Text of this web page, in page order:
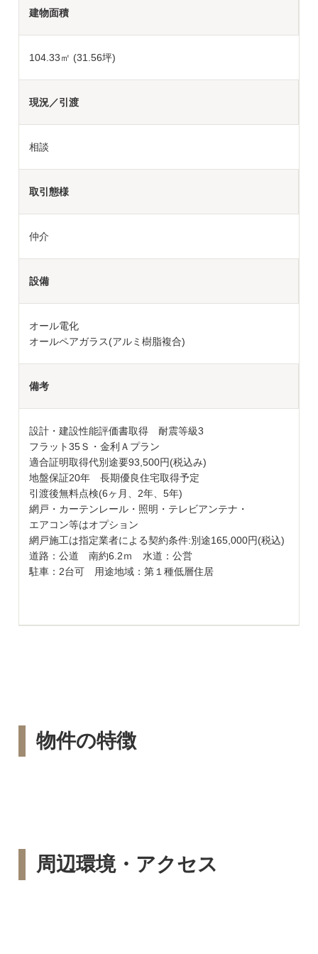
建物面積
104.33㎡ (31.56坪)
現況／引渡
相談
取引態様
仲介
設備
オール電化
オールペアガラス(アルミ樹脂複合)
備考
設計・建設性能評価書取得 耐震等級3
フラット35Ｓ・金利Ａプラン
適合証明取得代別途要93,500円(税込み)
地盤保証20年 長期優良住宅取得予定
引渡後無料点検(6ヶ月、2年、5年)
網戸・カーテンレール・照明・テレビアンテナ・
エアコン等はオプション
網戸施工は指定業者による契約条件:別途165,000円(税込)
道路：公道 南約6.2ｍ 水道：公営
駐車：2台可 用途地域：第１種低層住居
物件の特徴
周辺環境・アクセス